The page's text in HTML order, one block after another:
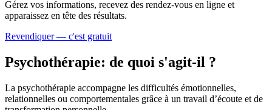
Gérez vos informations, recevez des rendez-vous en ligne et
apparaissez en tête des résultats.
Revendiquer — c'est gratuit
Psychothérapie: de quoi s'agit-il ?
La psychothérapie accompagne les difficultés émotionnelles,
relationnelles ou comportementales grâce à un travail d’écoute et de